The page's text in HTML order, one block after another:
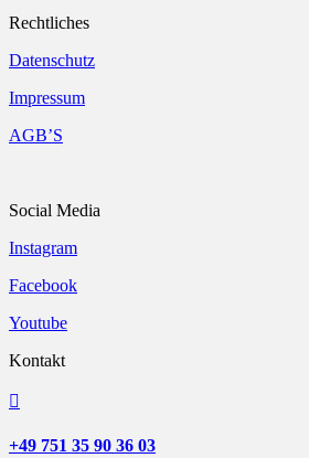
Rechtliches
Datenschutz
Impressum
AGB’S
Social Media
Instagram
Facebook
Youtube
Kontakt

+49 751 35 90 36 03